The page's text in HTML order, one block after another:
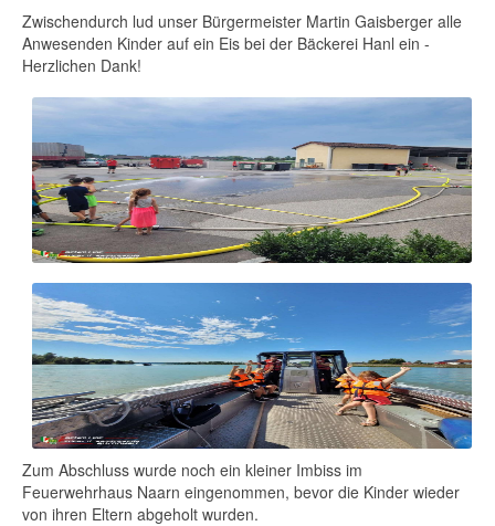
Zwischendurch lud unser Bürgermeister Martin Gaisberger alle
Anwesenden Kinder auf ein Eis bei der Bäckerei Hanl ein -
Herzlichen Dank!
Zum Abschluss wurde noch ein kleiner Imbiss im
Feuerwehrhaus Naarn eingenommen, bevor die Kinder wieder
von ihren Eltern abgeholt wurden.